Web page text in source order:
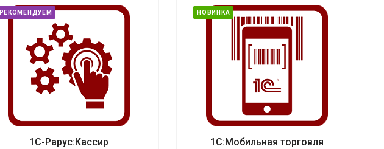
РЕКОМЕНДУЕМ
1С-Рарус:Кассир
НОВИНКА
1С:Мобильная торговля